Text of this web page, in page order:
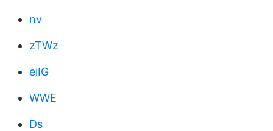
nv
zTWz
eiIG
WWE
Ds